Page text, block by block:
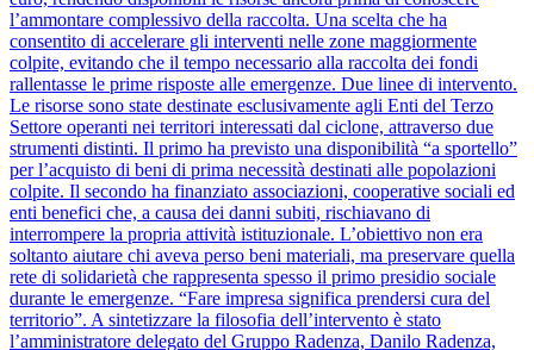
l’ammontare complessivo della raccolta. Una scelta che ha
consentito di accelerare gli interventi nelle zone maggiormente
colpite, evitando che il tempo necessario alla raccolta dei fondi
rallentasse le prime risposte alle emergenze. Due linee di intervento.
Le risorse sono state destinate esclusivamente agli Enti del Terzo
Settore operanti nei territori interessati dal ciclone, attraverso due
strumenti distinti. Il primo ha previsto una disponibilità “a sportello”
per l’acquisto di beni di prima necessità destinati alle popolazioni
colpite. Il secondo ha finanziato associazioni, cooperative sociali ed
enti benefici che, a causa dei danni subiti, rischiavano di
interrompere la propria attività istituzionale. L’obiettivo non era
soltanto aiutare chi aveva perso beni materiali, ma preservare quella
rete di solidarietà che rappresenta spesso il primo presidio sociale
durante le emergenze. “Fare impresa significa prendersi cura del
territorio”. A sintetizzare la filosofia dell’intervento è stato
l’amministratore delegato del Gruppo Radenza, Danilo Radenza,